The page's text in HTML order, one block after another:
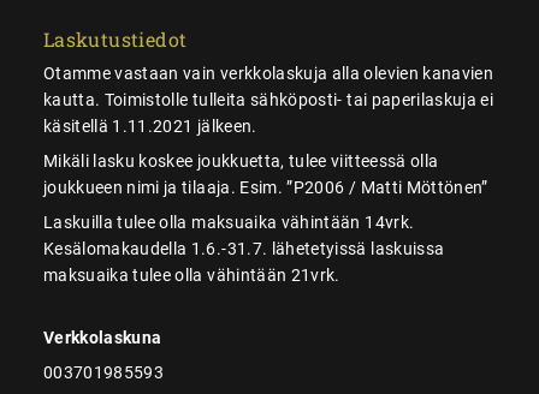
Laskutustiedot
Otamme vastaan vain verkkolaskuja alla olevien kanavien
kautta. Toimistolle tulleita sähköposti- tai paperilaskuja ei
käsitellä 1.11.2021 jälkeen.
Mikäli lasku koskee joukkuetta, tulee viitteessä olla
joukkueen nimi ja tilaaja. Esim. ”P2006 / Matti Möttönen”
Laskuilla tulee olla maksuaika vähintään 14vrk.
Kesälomakaudella 1.6.-31.7. lähetetyissä laskuissa
maksuaika tulee olla vähintään 21vrk.
Verkkolaskuna
003701985593